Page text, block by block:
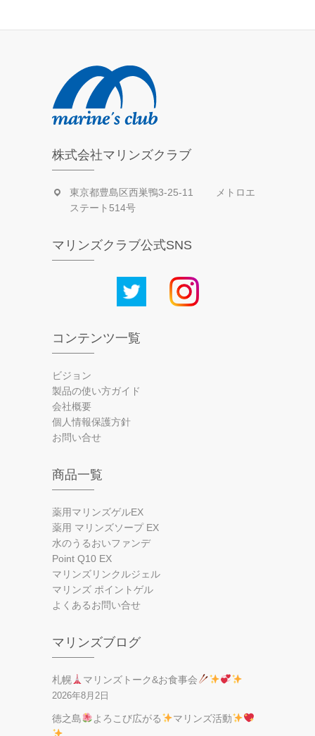
日
株式会社マリンズクラブ
東京都豊島区西巣鴨3-25-11 メトロエ
ステート514号
マリンズクラブ公式SNS
コンテンツ一覧
ビジョン
製品の使い方ガイド
会社概要
個人情報保護方針
お問い合せ
商品一覧
薬用マリンズゲルEX
薬用 マリンズソープ EX
水のうるおいファンデ
Point Q10 EX
マリンズリンクルジェル
マリンズ ポイントゲル
よくあるお問い合せ
マリンズブログ
札幌 マリンズトーク&お食事会
2026年8月2日
徳之島 よろこび広がる マリンズ活動